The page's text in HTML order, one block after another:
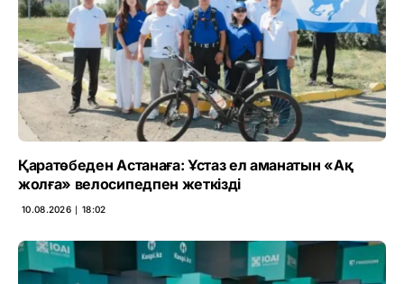
Қаратөбеден Астанаға: Ұстаз ел аманатын «Ақ
жолға» велосипедпен жеткізді
10.08.2026 ∣ 18:02